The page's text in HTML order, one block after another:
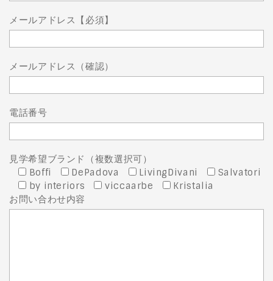
メールアドレス【必須】
メールアドレス（確認）
電話番号
見学希望ブランド（複数選択可）
Boffi
DePadova LivingDivani
Salvatori
by interiors
viccaarbe
Kristalia
お問い合わせ内容